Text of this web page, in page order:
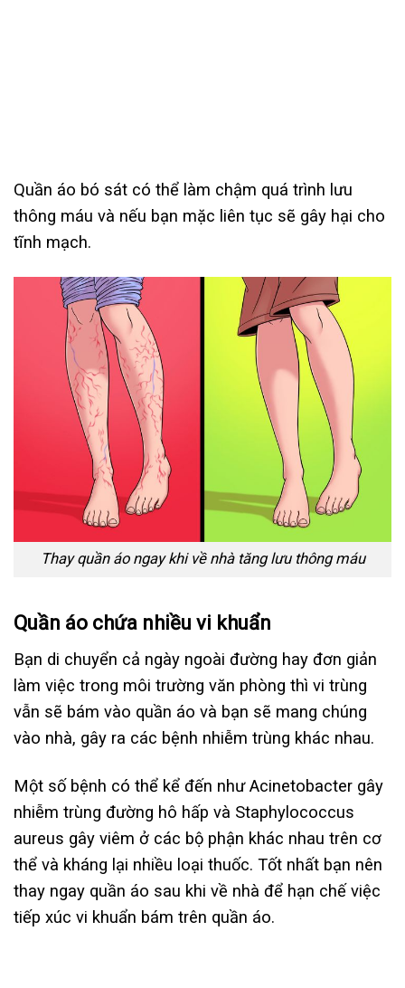
Quần áo bó sát có thể làm chậm quá trình lưu
thông máu và nếu bạn mặc liên tục sẽ gây hại cho
tĩnh mạch.
Thay quần áo ngay khi về nhà tăng lưu thông máu
Quần áo chứa nhiều vi khuẩn
Bạn di chuyển cả ngày ngoài đường hay đơn giản
làm việc trong môi trường văn phòng thì vi trùng
vẫn sẽ bám vào quần áo và bạn sẽ mang chúng
vào nhà, gây ra các bệnh nhiễm trùng khác nhau.
Một số bệnh có thể kể đến như Acinetobacter gây
nhiễm trùng đường hô hấp và Staphylococcus
aureus gây viêm ở các bộ phận khác nhau trên cơ
thể và kháng lại nhiều loại thuốc. Tốt nhất bạn nên
thay ngay quần áo sau khi về nhà để hạn chế việc
tiếp xúc vi khuẩn bám trên quần áo.